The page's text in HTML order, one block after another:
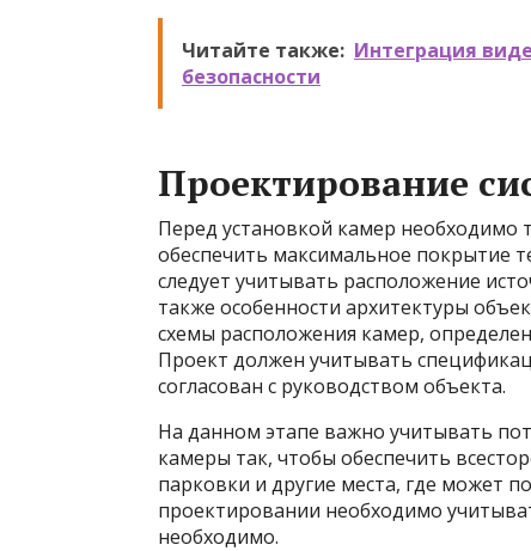
Читайте также: Интеграция
безопасности
Проектирование
Перед установкой камер
обеспечить максимальное покрытие
следует учитывать расположение
также особенности архитектуры
схемы расположения камер,
Проект должен учитывать
согласован с руководством объекта.
На данном этапе важно учитывать
камеры так, чтобы обеспечить
парковки и другие места, где может
проектировании необходимо
необходимо.